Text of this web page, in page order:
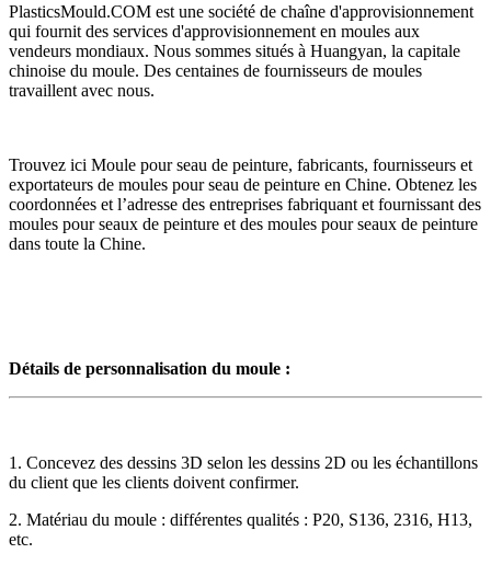
PlasticsMould.COM est une société de chaîne d'approvisionnement
qui fournit des services d'approvisionnement en moules aux
vendeurs mondiaux. Nous sommes situés à Huangyan, la capitale
chinoise du moule. Des centaines de fournisseurs de moules
travaillent avec nous.
Trouvez ici Moule pour seau de peinture, fabricants, fournisseurs et
exportateurs de moules pour seau de peinture en Chine. Obtenez les
coordonnées et l’adresse des entreprises fabriquant et fournissant des
moules pour seaux de peinture et des moules pour seaux de peinture
dans toute la Chine.
Détails de personnalisation du moule :
1. Concevez des dessins 3D selon les dessins 2D ou les échantillons
du client que les clients doivent confirmer.
2. Matériau du moule : différentes qualités : P20, S136, 2316, H13,
etc.